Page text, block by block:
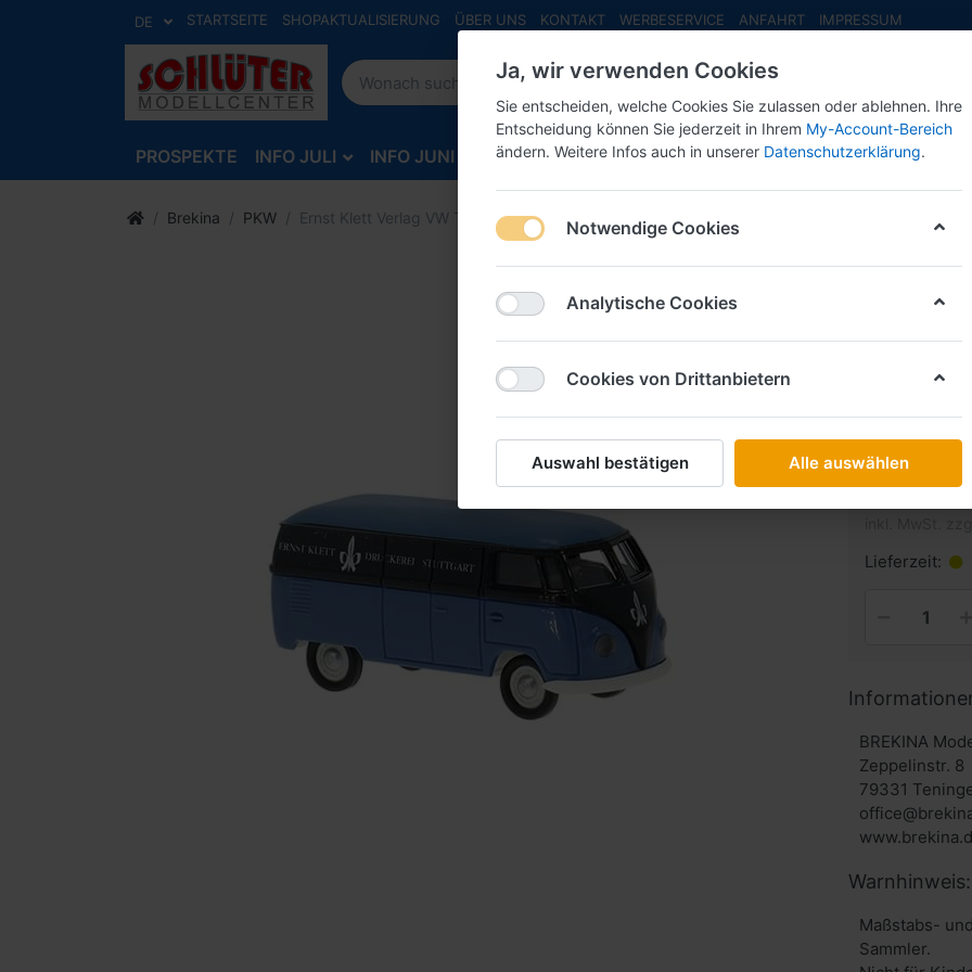
DE STARTSEITE SHOPAKTUALISIERUNG ÜBER UNS KONTAKT WERBESERVICE ANFAHRT IMPRESSUM
PROSPEKTE INFO JULI INFO JUNI INFO MAI NEU EINGETROFFEN NEUHEITEN
Brekina PKW Ernst Klett Verlag VW T1a Kasten
Brekina
Ernst
Kasten
14,50 €
Lieferzeit:
BREKINA
Zeppelinstr. 8
79331
Warnhinweis:
Maßstabs-
Sammler.
Ja, wir verwenden Cookies
Sie entscheiden, welche Cookies Sie zulassen oder ablehnen. Ihre
Entscheidung können Sie jederzeit in Ihrem My-Account-Bereich
ändern. Weitere Infos auch in unserer Datenschutzerklärung.
Notwendige Cookies
Analytische Cookies
Cookies von Drittanbietern
Auswahl bestätigen Alle auswählen